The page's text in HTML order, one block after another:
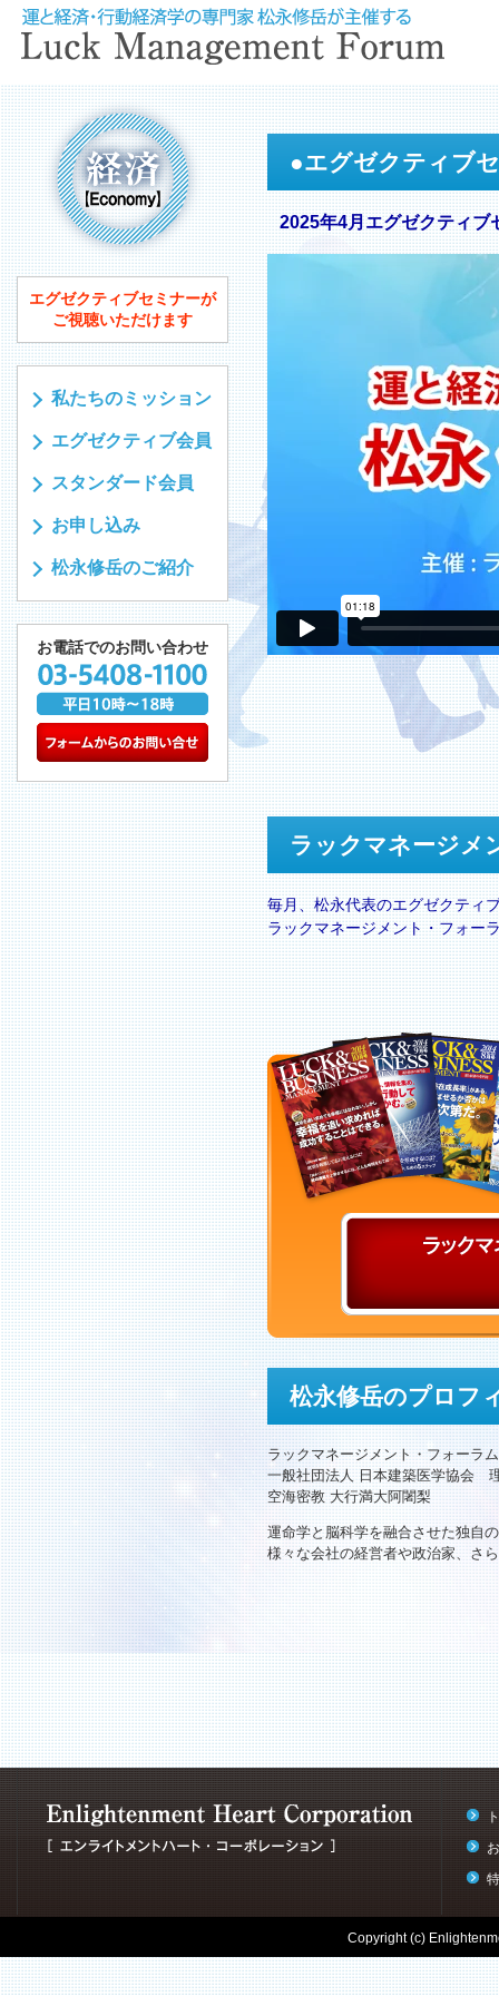
エグゼクティブセミナーが
ご視聴いただけます
私たちのミッション
エグゼクティブ会員
スタンダード会員
お申し込み
松永修岳のご紹介
お電話でのお問い合わせ
●エグゼクティブ
2025年4月エグゼクティブ
ラックマネージメ
毎月、松永代表のエグゼクティ
ラックマネージメント・フォー
松永修岳のプロフ
ラックマネージメント・フォーラ
一般社団法人 日本建築医学協会
空海密教 大行満大阿闍梨
運命学と脳科学を融合させた独自
様々な会社の経営者や政治家、さ
Copyright (c)